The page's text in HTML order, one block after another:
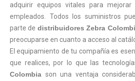
adquirir equipos vitales para
empleados. Todos los suministros
parte de distribuidores Zebra
preocuparse en cuanto a acceso al
El equipamiento de tu compañía es
que realices, por lo que las
Colombia son una ventaja